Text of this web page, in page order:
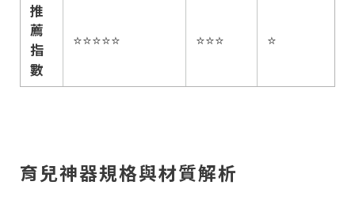
推
薦
指
數
⭐⭐⭐⭐⭐ ⭐⭐⭐ ⭐
育兒神器規格與材質解析